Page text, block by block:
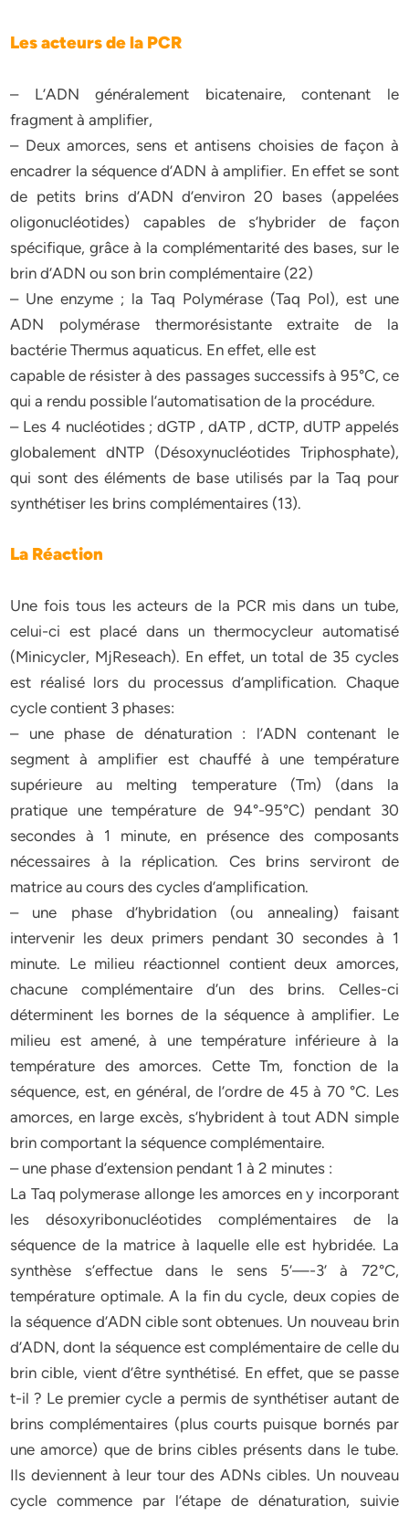
Les acteurs de la PCR
– L’ADN généralement bicatenaire, contenant le
fragment à amplifier,
– Deux amorces, sens et antisens choisies de façon à
encadrer la séquence d’ADN à amplifier. En effet se sont
de petits brins d’ADN d’environ 20 bases (appelées
oligonucléotides) capables de s’hybrider de façon
spécifique, grâce à la complémentarité des bases, sur le
brin d’ADN ou son brin complémentaire (22)
– Une enzyme ; la Taq Polymérase (Taq Pol), est une
ADN polymérase thermorésistante extraite de la
bactérie Thermus aquaticus. En effet, elle est
capable de résister à des passages successifs à 95°C, ce
qui a rendu possible l’automatisation de la procédure.
– Les 4 nucléotides ; dGTP , dATP , dCTP, dUTP appelés
globalement dNTP (Désoxynucléotides Triphosphate),
qui sont des éléments de base utilisés par la Taq pour
synthétiser les brins complémentaires (13).
La Réaction
Une fois tous les acteurs de la PCR mis dans un tube,
celui-ci est placé dans un thermocycleur automatisé
(Minicycler, MjReseach). En effet, un total de 35 cycles
est réalisé lors du processus d’amplification. Chaque
cycle contient 3 phases:
– une phase de dénaturation : l’ADN contenant le
segment à amplifier est chauffé à une température
supérieure au melting temperature (Tm) (dans la
pratique une température de 94°-95°C) pendant 30
secondes à 1 minute, en présence des composants
nécessaires à la réplication. Ces brins serviront de
matrice au cours des cycles d’amplification.
– une phase d’hybridation (ou annealing) faisant
intervenir les deux primers pendant 30 secondes à 1
minute. Le milieu réactionnel contient deux amorces,
chacune complémentaire d’un des brins. Celles-ci
déterminent les bornes de la séquence à amplifier. Le
milieu est amené, à une température inférieure à la
température des amorces. Cette Tm, fonction de la
séquence, est, en général, de l’ordre de 45 à 70 °C. Les
amorces, en large excès, s’hybrident à tout ADN simple
brin comportant la séquence complémentaire.
– une phase d’extension pendant 1 à 2 minutes :
La Taq polymerase allonge les amorces en y incorporant
les désoxyribonucléotides complémentaires de la
séquence de la matrice à laquelle elle est hybridée. La
synthèse s’effectue dans le sens 5’—-3’ à 72°C,
température optimale. A la fin du cycle, deux copies de
la séquence d’ADN cible sont obtenues. Un nouveau brin
d’ADN, dont la séquence est complémentaire de celle du
brin cible, vient d’être synthétisé. En effet, que se passe
t-il ? Le premier cycle a permis de synthétiser autant de
brins complémentaires (plus courts puisque bornés par
une amorce) que de brins cibles présents dans le tube.
Ils deviennent à leur tour des ADNs cibles. Un nouveau
cycle commence par l’étape de dénaturation, suivie